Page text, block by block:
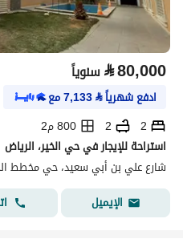
⃁80,000 سنوياً
ادفع شهرياً⃁
7,133مع
2
2
800 م2
استراحة للإيجار في حي الخير، الرياض
شارع علي بن أبي سعيد، حي مخطط
الإيميل